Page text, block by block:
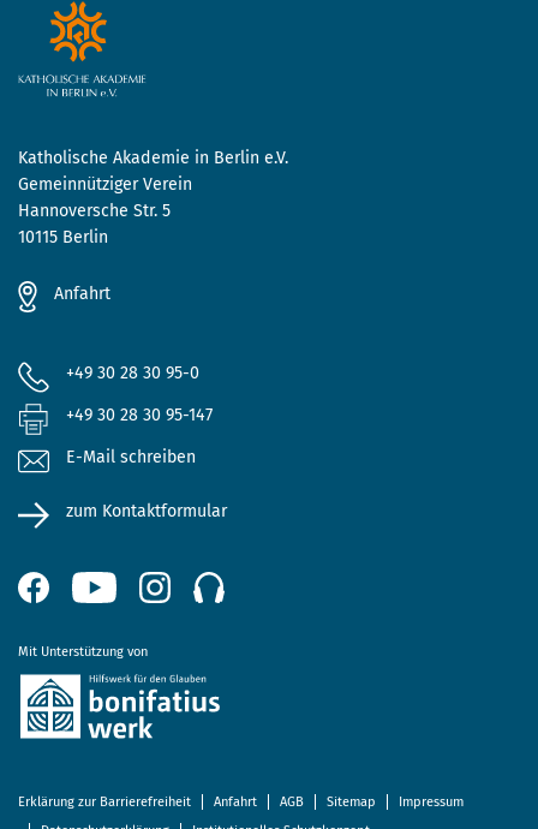
Katholische Akademie in Berlin e.V.
Gemeinnütziger Verein
Hannoversche Str. 5
10115 Berlin
Anfahrt
+49 30 28 30 95-0
+49 30 28 30 95-147
E-Mail schreiben
zum Kontaktformular
Mit Unterstützung von
Erklärung zur Barrierefreiheit Anfahrt AGB Sitemap
Impressum